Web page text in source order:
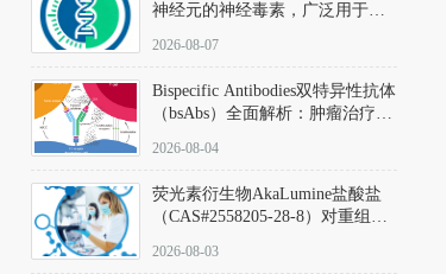
神经元的神经毒素，广泛用于构
以盐酸盐形式存在，可触发线粒
体介导的神经元凋亡。其经典应
用即为选择性损毁中脑黑质致密
部多巴胺能神经元，从而可靠模
拟帕金森病的核心病理与行为表
2026-08-07
Bispecific Antibodies双特异性抗体
（bsAbs）全面解析：肿瘤治疗的
2026-08-04
荧光素衍生物AkaLumine盐酸盐
（CAS#2558205-28-8）对重组萤
数（Km）为2.06 μM；其近红外
2026-08-03